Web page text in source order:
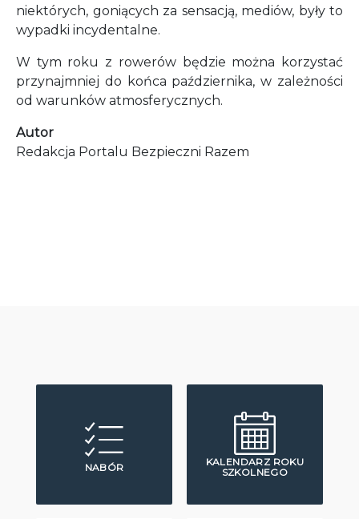
niektórych, goniących za sensacją, mediów, były to
wypadki incydentalne.
W tym roku z rowerów będzie można korzystać
przynajmniej do końca października, w zależności
od warunków atmosferycznych.
Autor
Redakcja Portalu Bezpieczni Razem
NABÓR
KALENDARZ ROKU
SZKOLNEGO